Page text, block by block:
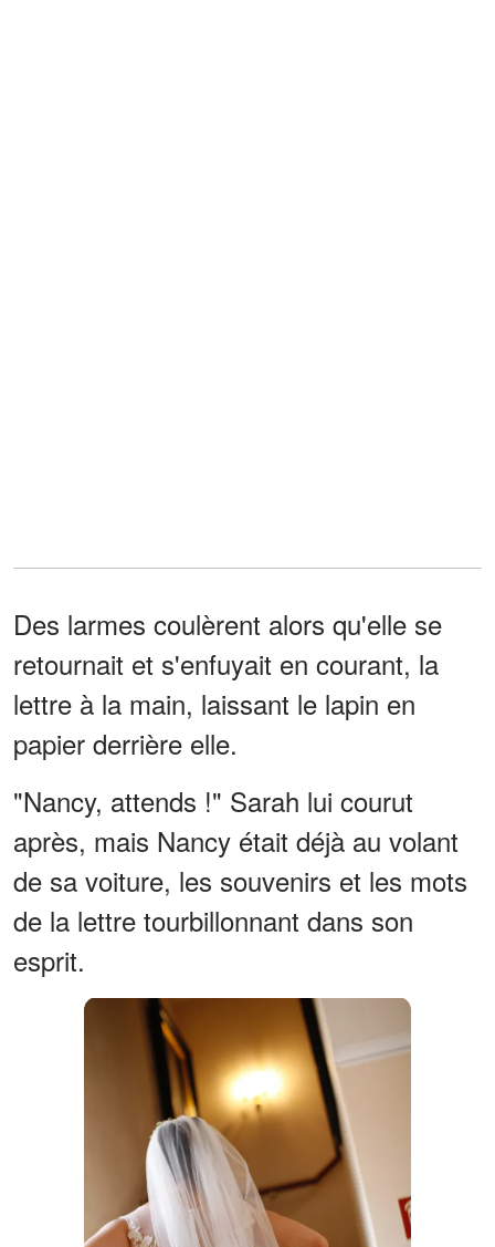
Des larmes coulèrent alors qu'elle se
retournait et s'enfuyait en courant, la
lettre à la main, laissant le lapin en
papier derrière elle.
"Nancy, attends !" Sarah lui courut
après, mais Nancy était déjà au volant
de sa voiture, les souvenirs et les mots
de la lettre tourbillonnant dans son
esprit.